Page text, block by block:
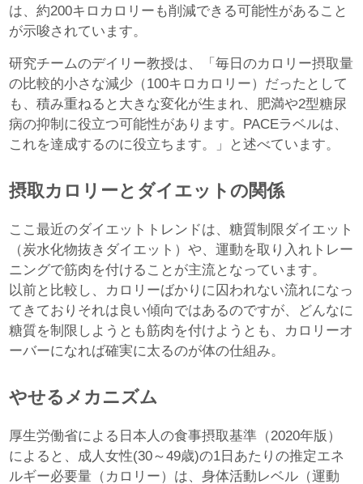
は、約200キロカロリーも削減できる可能性があること
が示唆されています。
研究チームのデイリー教授は、「毎日のカロリー摂取量
の比較的小さな減少（100キロカロリー）だったとして
も、積み重ねると大きな変化が生まれ、肥満や2型糖尿
病の抑制に役立つ可能性があります。PACEラベルは、
これを達成するのに役立ちます。」と述べています。
摂取カロリーとダイエットの関係
ここ最近のダイエットトレンドは、糖質制限ダイエット
（炭水化物抜きダイエット）や、運動を取り入れトレー
ニングで筋肉を付けることが主流となっています。
以前と比較し、カロリーばかりに囚われない流れになっ
てきておりそれは良い傾向ではあるのですが、どんなに
糖質を制限しようとも筋肉を付けようとも、カロリーオ
ーバーになれば確実に太るのが体の仕組み。
やせるメカニズム
厚生労働省による日本人の食事摂取基準（2020年版）
によると、成人女性(30～49歳)の1日あたりの推定エネ
ルギー必要量（カロリー）は、身体活動レベル（運動